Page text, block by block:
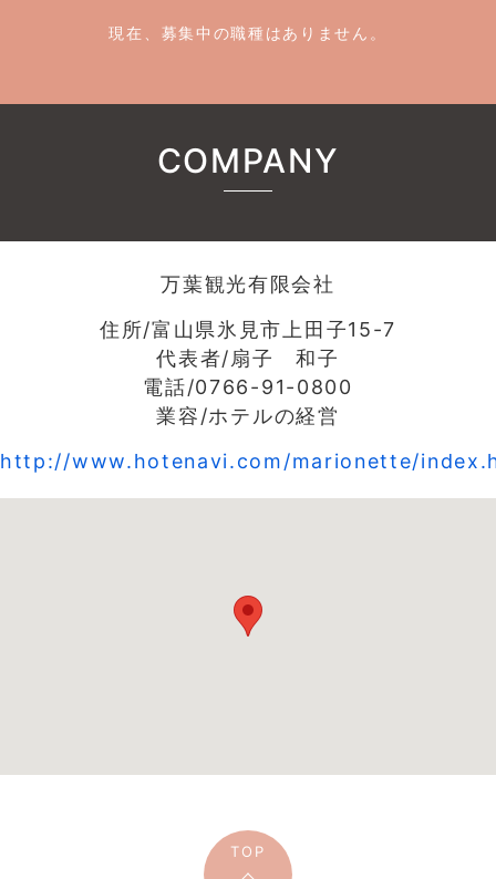
現在、募集中の職種はありません。
COMPANY
万葉観光有限会社
住所/富山県氷見市上田子15-7
代表者/扇子 和子
電話/0766-91-0800
業容/ホテルの経営
http://www.hotenavi.com/marionette/
TOP